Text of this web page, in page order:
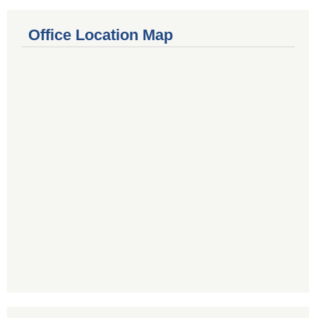
Office Location Map